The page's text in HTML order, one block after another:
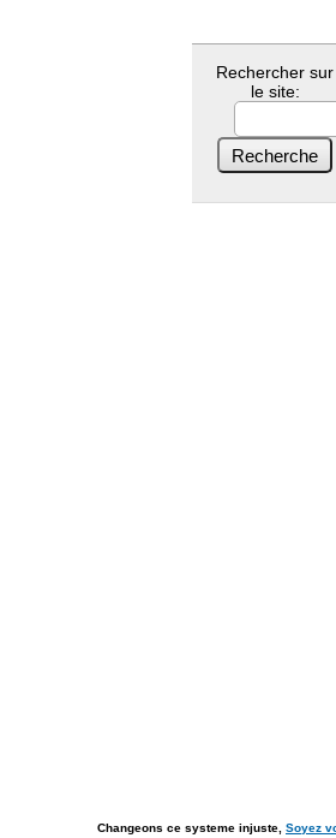
Rechercher sur
le site:
Changeons ce systeme injuste, Soyez